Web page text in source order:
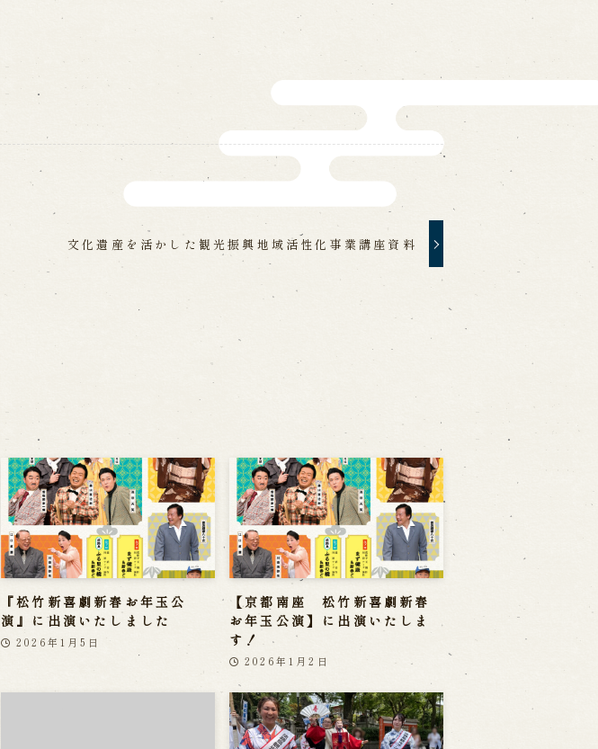
関連施設
通販サイトうずのくに
道の駅うずしお
うずの丘大鳴門橋記念館
文化遺産を活かした観光振興地域活性化事業講座資料
『松竹新喜劇新春お年玉公
演』に出演いたしました
2026年1月5日
【京都南座 松竹新喜劇新春
お年玉公演】に出演いたしま
す！
2026年1月2日